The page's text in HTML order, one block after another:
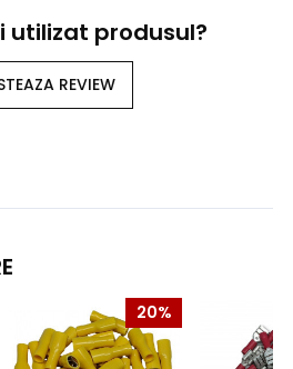
utilizat produsul?
REVIEW
20%